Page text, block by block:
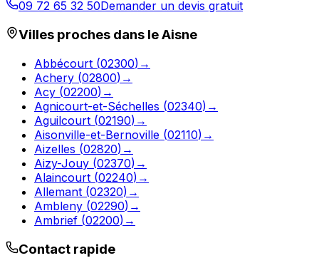
09 72 65 32 50Demander un devis gratuit
Villes proches dans leAisne
Abbécourt (02300) →
Achery (02800) →
Acy (02200) →
Agnicourt-et-Séchelles (02340) →
Aguilcourt (02190) →
Aisonville-et-Bernoville (02110) →
Aizelles (02820) →
Aizy-Jouy (02370) →
Alaincourt (02240) →
Allemant (02320) →
Ambleny (02290) →
Ambrief (02200) →
Contact rapide